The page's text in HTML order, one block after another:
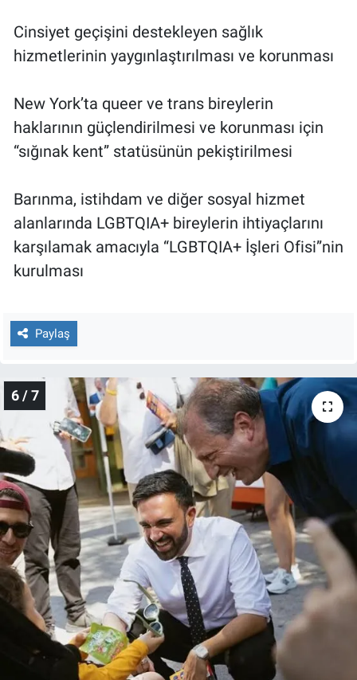
Cinsiyet geçişini destekleyen sağlık
hizmetlerinin yaygınlaştırılması ve korunması
New York’ta queer ve trans bireylerin
haklarının güçlendirilmesi ve korunması için
“sığınak kent” statüsünün pekiştirilmesi
Barınma, istihdam ve diğer sosyal hizmet
alanlarında LGBTQIA+ bireylerin ihtiyaçlarını
karşılamak amacıyla “LGBTQIA+ İşleri Ofisi”nin
kurulması
Paylaş
6 / 7